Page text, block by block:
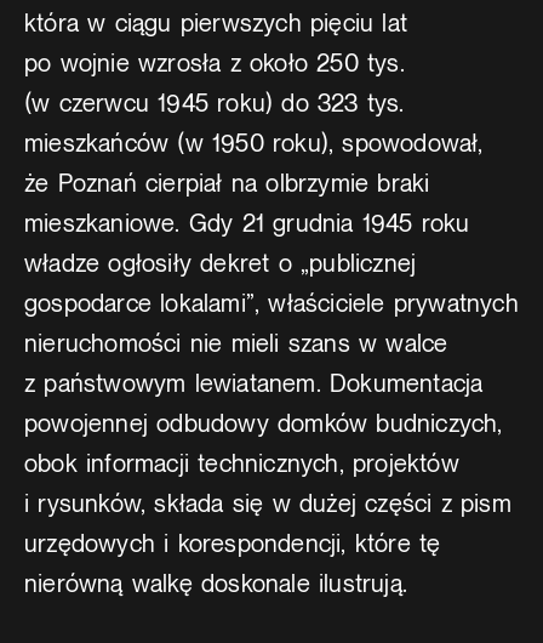
która w ciągu pierwszych pięciu lat
po wojnie wzrosła z około 250 tys.
(w czerwcu 1945 roku) do 323 tys.
mieszkańców (w 1950 roku), spowodował,
że Poznań cierpiał na olbrzymie braki
mieszkaniowe. Gdy 21 grudnia 1945 roku
władze ogłosiły dekret o „publicznej
gospodarce lokalami”, właściciele prywatnych
nieruchomości nie mieli szans w walce
z państwowym lewiatanem. Dokumentacja
powojennej odbudowy domków budniczych,
obok informacji technicznych, projektów
i rysunków, składa się w dużej części z pism
urzędowych i korespondencji, które tę
nierówną walkę doskonale ilustrują.